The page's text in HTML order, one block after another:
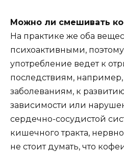
Можно ли смешивать
На практике же оба
психоактивными,
употребление ведет к
последствиям,
заболеваниям, к
зависимости или
сердечно-сосудистой
кишечного тракта,
не стоит думать, что